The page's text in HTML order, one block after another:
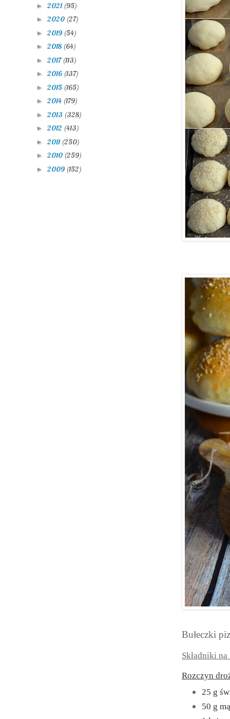
Bułeczki
Składniki na
Rozczyn
25 g
50 g
► 2021 (95)
► 2020 (27)
► 2019 (54)
► 2018 (64)
► 2017(113)
► 2016 (137)
► 2015 (165)
► 2014 (179)
► 2013 (328)
► 2012 (413)
► 2011 (250)
► 2010 (259)
► 2009 (152)